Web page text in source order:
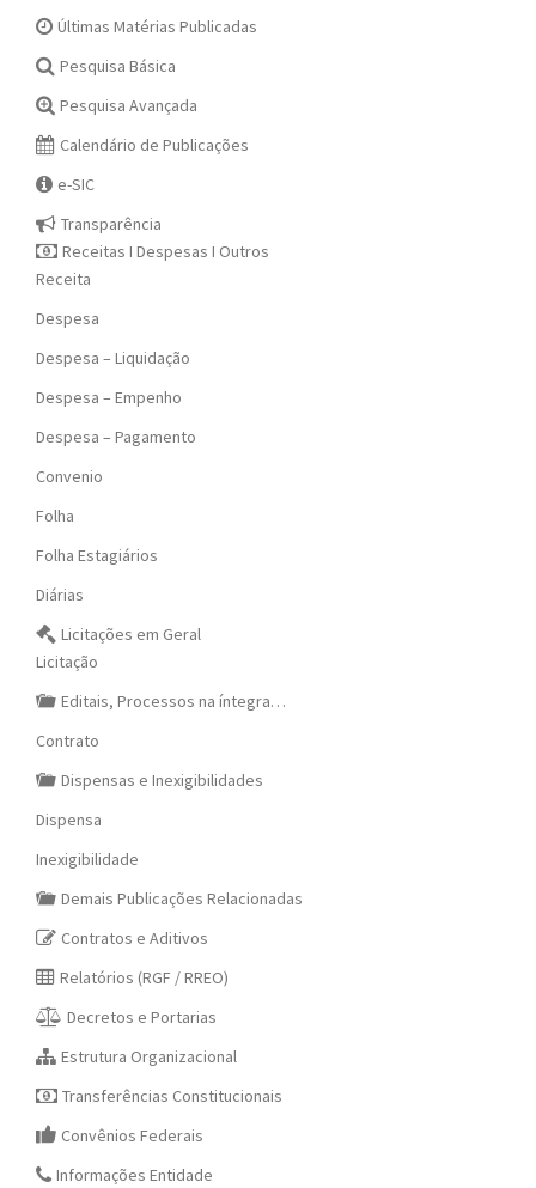
Últimas Matérias Publicadas
Pesquisa Básica
Pesquisa Avançada
Calendário de Publicações
e-SIC
Transparência
Receitas I Despesas I Outros
Receita
Despesa
Despesa – Liquidação
Despesa – Empenho
Despesa – Pagamento
Convenio
Folha
Folha Estagiários
Diárias
Licitações em Geral
Licitação
Editais, Processos na íntegra…
Contrato
Dispensas e Inexigibilidades
Dispensa
Inexigibilidade
Demais Publicações Relacionadas
Contratos e Aditivos
Relatórios (RGF / RREO)
Decretos e Portarias
Estrutura Organizacional
Transferências Constitucionais
Convênios Federais
Informações Entidade